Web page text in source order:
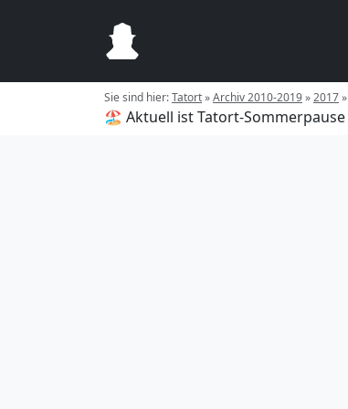
Sie sind hier:Tatort»Archiv 2010-2019»2017»
🏖️ Aktuell ist Tatort-Sommerpause